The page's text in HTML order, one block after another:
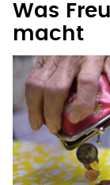
Was
macht